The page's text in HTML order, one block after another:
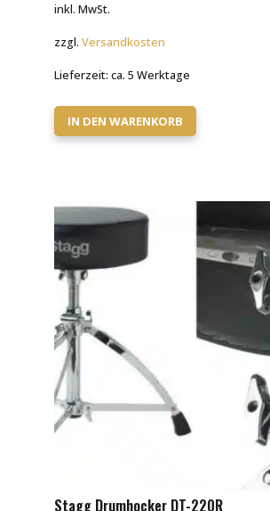
111,00 €39,90 €.
inkl. MwSt.
zzgl. Versandkosten
Lieferzeit: ca. 5 Werktage
IN DEN WARENKORB
Stagg Drumhocker DT-220R